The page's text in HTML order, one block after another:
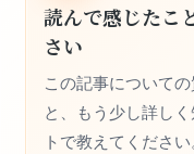
読んで感じたこ
さい
この記事について
と、もう少し詳し
トで教えてくださ